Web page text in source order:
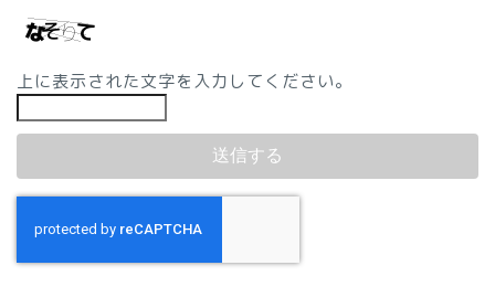
上に表示された文字を入力してください。